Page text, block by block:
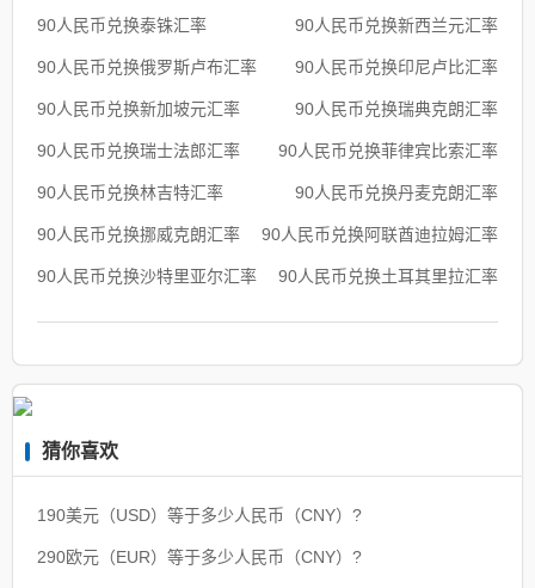
90人民币兑换泰铢汇率 90人民币兑换新西兰元汇率
90人民币兑换俄罗斯卢布汇率 90人民币兑换印尼卢比汇率
90人民币兑换新加坡元汇率 90人民币兑换瑞典克朗汇率
90人民币兑换瑞士法郎汇率 90人民币兑换菲律宾比索汇率
90人民币兑换林吉特汇率 90人民币兑换丹麦克朗汇率
90人民币兑换挪威克朗汇率 90人民币兑换阿联酋迪拉姆汇率
90人民币兑换沙特里亚尔汇率 90人民币兑换土耳其里拉汇率
猜你喜欢
190美元（USD）等于多少人民币（CNY）?
290欧元（EUR）等于多少人民币（CNY）?